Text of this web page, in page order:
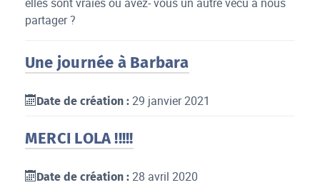
partager ?
Une journée à Barbara
Date de création : 29 janvier 2021
MERCI LOLA !!!!!
Date de création : 28 avril 2020